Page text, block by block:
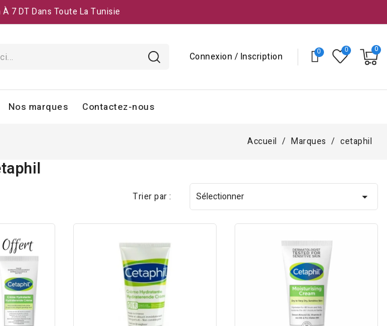
7 DT Dans Toute La Tunisie
Connexion / Inscription
Nos marques Contactez-nous
Accueil Marques cetaphil
Trier par : Sélectionner 